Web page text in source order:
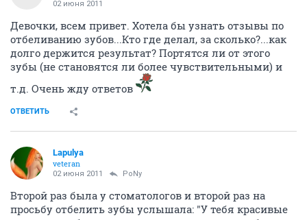
02 июня 2011
Девочки, всем привет. Хотела бы узнать отзывы по
отбеливанию зубов...Кто где делал, за сколько?...как
долго держится результат? Портятся ли от этого
зубы (не становятся ли более чувствительными) и
т.д. Очень жду ответов
ОТВЕТИТЬ
Lapulya
veteran
02 июня 2011 PoNy
Второй раз была у стоматологов и второй раз на
просьбу отбелить зубы услышала: "У тебя красивые